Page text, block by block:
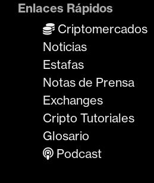
Enlaces Rápidos
Criptomercados
Noticias
Estafas
Notas de Prensa
Exchanges
Cripto Tutoriales
Glosario
Podcast